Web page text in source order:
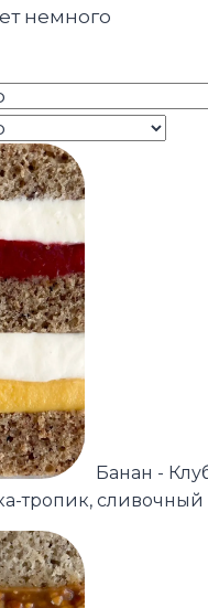
немного
Банан -
тропик,